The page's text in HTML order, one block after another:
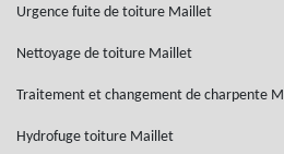
Urgence fuite de toiture Maillet
Nettoyage de toiture Maillet
Traitement et changement de charpente
Hydrofuge toiture Maillet